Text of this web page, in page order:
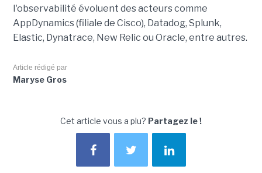
l'observabilité évoluent des acteurs comme
AppDynamics (filiale de Cisco), Datadog, Splunk,
Elastic, Dynatrace, New Relic ou Oracle, entre autres.
Article rédigé par
Maryse Gros
Cet article vous a plu? Partagez le !